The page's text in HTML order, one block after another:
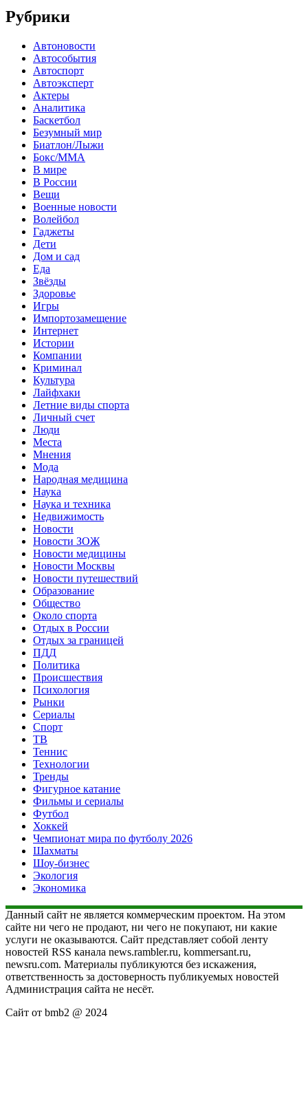
Рубрики
Автоновости
Автособытия
Автоспорт
Автоэксперт
Актеры
Аналитика
Баскетбол
Безумный мир
Биатлон/Лыжи
Бокс/MMA
В мире
В России
Вещи
Военные новости
Волейбол
Гаджеты
Дети
Дом и сад
Еда
Звёзды
Здоровье
Игры
Импортозамещение
Интернет
Истории
Компании
Криминал
Культура
Лайфхаки
Летние виды спорта
Личный счет
Люди
Места
Мнения
Мода
Народная медицина
Наука
Наука и техника
Недвижимость
Новости
Новости ЗОЖ
Новости медицины
Новости Москвы
Новости путешествий
Образование
Общество
Около спорта
Отдых в России
Отдых за границей
ПДД
Политика
Происшествия
Психология
Рынки
Сериалы
Спорт
ТВ
Теннис
Технологии
Тренды
Фигурное катание
Фильмы и сериалы
Футбол
Хоккей
Чемпионат мира по футболу 2026
Шахматы
Шоу-бизнес
Экология
Экономика
Данный сайт не является коммерческим проектом. На этом
сайте ни чего не продают, ни чего не покупают, ни какие
услуги не оказываются. Сайт представляет собой ленту
новостей RSS канала news.rambler.ru, kommersant.ru,
newsru.com. Материалы публикуются без искажения,
ответственность за достоверность публикуемых новостей
Администрация сайта не несёт.
Сайт от bmb2 @ 2024